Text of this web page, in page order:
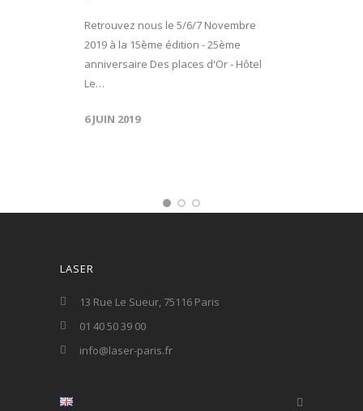
Retrouvez nous le 5/6/7 Novembre
2019 à la 15ème édition - 25ème
anniversaire Des places d'Or - Hôtel
Le…
6 JUIN 2019
LASER
13 Rue Le Sueur, 75116 Paris
01 40 50 39 00
info@laser-paris.fr